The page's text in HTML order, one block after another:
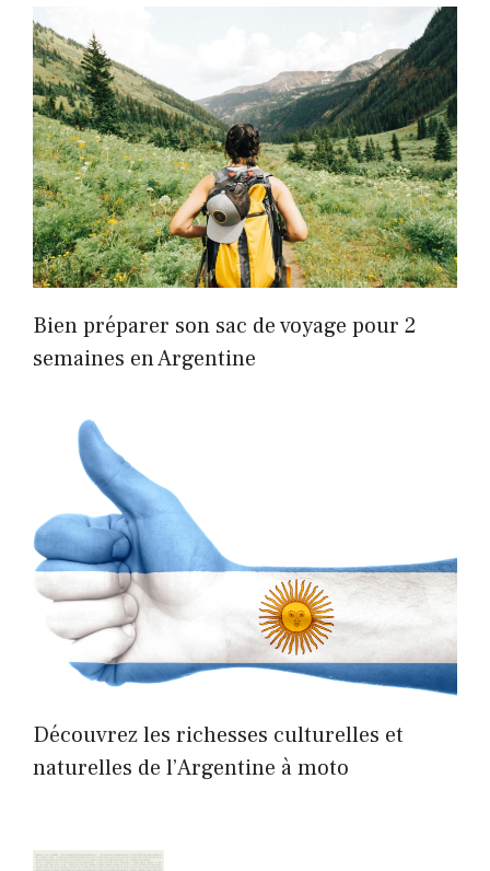
Bien préparer son sac de voyage pour 2
semaines en Argentine
Découvrez les richesses culturelles et
naturelles de l’Argentine à moto